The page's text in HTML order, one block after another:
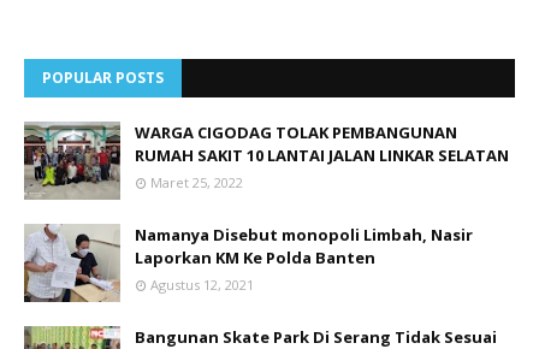
POPULAR POSTS
WARGA CIGODAG TOLAK PEMBANGUNAN
RUMAH SAKIT 10 LANTAI JALAN LINKAR SELATAN
Maret 25, 2022
Namanya Disebut monopoli Limbah, Nasir
Laporkan KM Ke Polda Banten
Agustus 12, 2021
Bangunan Skate Park Di Serang Tidak Sesuai